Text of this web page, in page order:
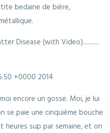
bedaine de bière,
Disease (with Video)...........
+0000 2014
encore un gosse. Moi, je lui
se paie une cinquième bouche
heures sup par semaine, et on